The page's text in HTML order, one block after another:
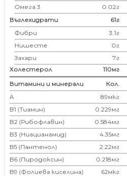
Омега 3
0.02г
Въглехидрати
61г
Фибри
3.1г
Нишесте
0г
Захари
7г
Холестерол
110мг
Витамини и минерали
Кол.
А
89мкг
B1 (Тиамин)
0.229мг
B2 (Рибофлавин)
0.584мг
B3 (Ниацианамид)
4.35мг
B5 (Пантенол)
2.22мг
B6 (Пиродоксин)
0.218мг
B9 (Фолиева киселина)
62мкг